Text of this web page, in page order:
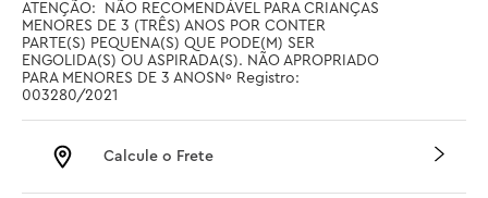
ATENÇÃO:  NÃO RECOMENDÁVEL PARA CRIANÇAS
MENORES DE 3 (TRÊS) ANOS POR CONTER
PARTE(S) PEQUENA(S) QUE PODE(M) SER
ENGOLIDA(S) OU ASPIRADA(S). NÃO APROPRIADO
PARA MENORES DE 3 ANOSNº Registro:
003280/2021
Calcule o Frete